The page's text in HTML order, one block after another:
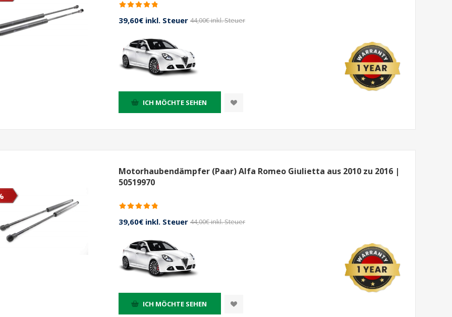
39,60€ inkl. Steuer 44,00€ inkl. Steuer
ICH MÖCHTE SEHEN
Motorhaubendämpfer (Paar) Alfa Romeo Giulietta aus 2010 zu 2016 |
50519970
39,60€ inkl. Steuer 44,00€ inkl. Steuer
ICH MÖCHTE SEHEN